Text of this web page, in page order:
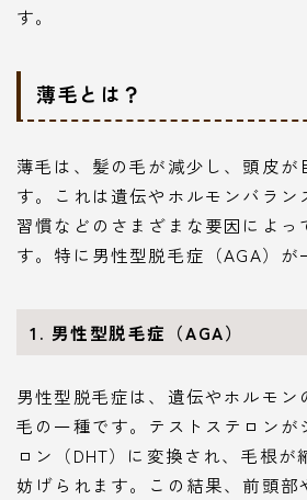
す。
薄毛とは？
薄毛は、髪の毛が減少し、頭皮が
す。これは遺伝やホルモンバラン
習慣などのさまざまな要因によっ
す。特に男性型脱毛症（AGA）が
1. 男性型脱毛症（AGA）
男性型脱毛症は、遺伝やホルモン
毛の一種です。テストステロンが
ロン（DHT）に変換され、毛根が
妨げられます。この結果、前頭部